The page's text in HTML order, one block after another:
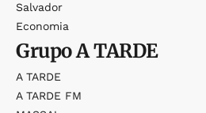
Salvador
Economia
GrupoA TARDE
A TARDE
A TARDE FM